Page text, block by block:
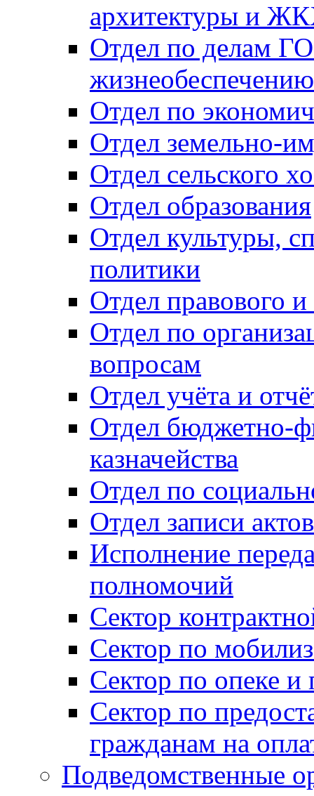
архитектуры и
Отдел по делам
Отдел по
Отдел земельно-
Отдел сельского
Отдел образования
Отдел культуры,
политики
Отдел правового
Отдел по
вопросам
Отдел учёта и
Отдел бюджетно-
казначейства
Отдел по
Отдел записи
Исполнение
полномочий
Сектор
Сектор по
Сектор по опеке и
Сектор по
гражданам на
Подведомственные